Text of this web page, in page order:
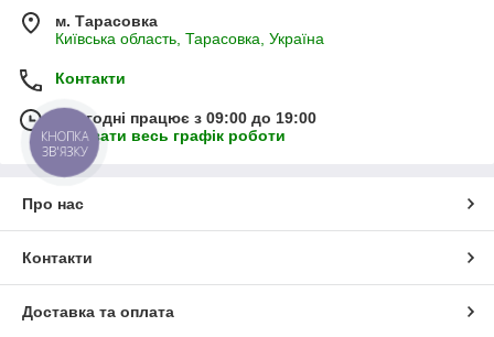
м. Тарасовка
Київська область, Тарасовка, Україна
Контакти
Сьогодні працює з 09:00 до 19:00
Показати весь графік роботи
Про нас
Контакти
Доставка та оплата
КНОПКА
ЗВ'ЯЗКУ